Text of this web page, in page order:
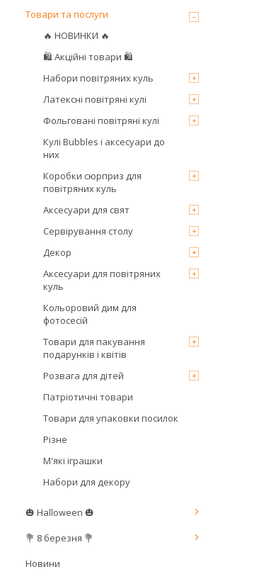
Товари та послуги
🔥 НОВИНКИ 🔥
🛍 Акційні товари 🛍
Набори повітряних куль
Латексні повітряні кулі
Фольговані повітряні кулі
Кулі Bubbles і аксесуари до
них
Коробки сюрприз для
повітряних куль
Аксесуари для свят
Сервірування столу
Декор
Аксесуари для повітряних
куль
Кольоровий дим для
фотосесій
Товари для пакування
подарунків і квітів
Розвага для дітей
Патріотичні товари
Товари для упаковки посилок
Різне
М'які іграшки
Набори для декору
🎃 Halloween 🎃
💐 8 березня 💐
Новини